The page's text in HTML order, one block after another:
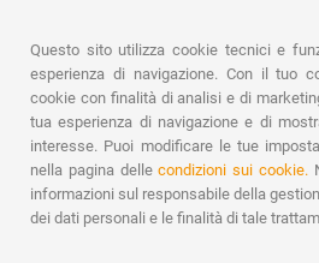
PRODOTTI
Passeggio
Seggiolini Auto A
Igiene
Mamma e bebè
Kit baby set
Idee regalo
Promozioni
ASSISTENZA
Questo sito utilizza cookie tecnici e
esperienza di navigazione. Con il tuo
cookie con finalità di analisi e di
tua esperienza di navigazione e di
interesse. Puoi modificare le tue
nella pagina dellecondizioni sui cookie.
informazioni sul responsabile della
dei dati personali e le finalità di tale